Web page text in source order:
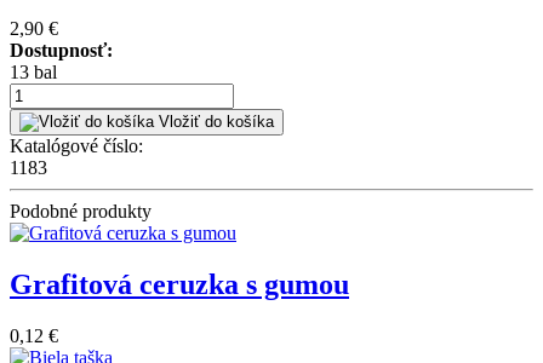
2,90 €
Dostupnosť:
13 bal
Vložiť do košíka
Katalógové číslo:
1183
Podobné produkty
Grafitová ceruzka s gumou
0,12 €